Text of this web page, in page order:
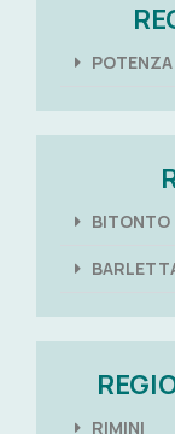
POTENZA
BITONTO
RIMINI